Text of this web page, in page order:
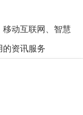
移动互联网、智慧
的资讯服务